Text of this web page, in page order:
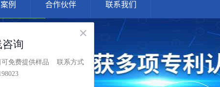
例 合作伙伴 联系我们